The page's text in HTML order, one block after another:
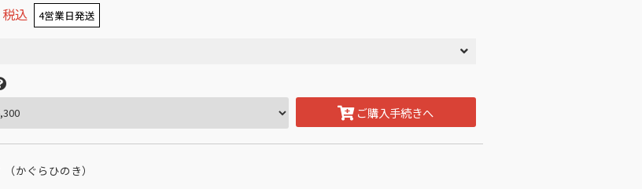
税込 4営業日発送
ご購入手続きへ
（かぐらひのき）